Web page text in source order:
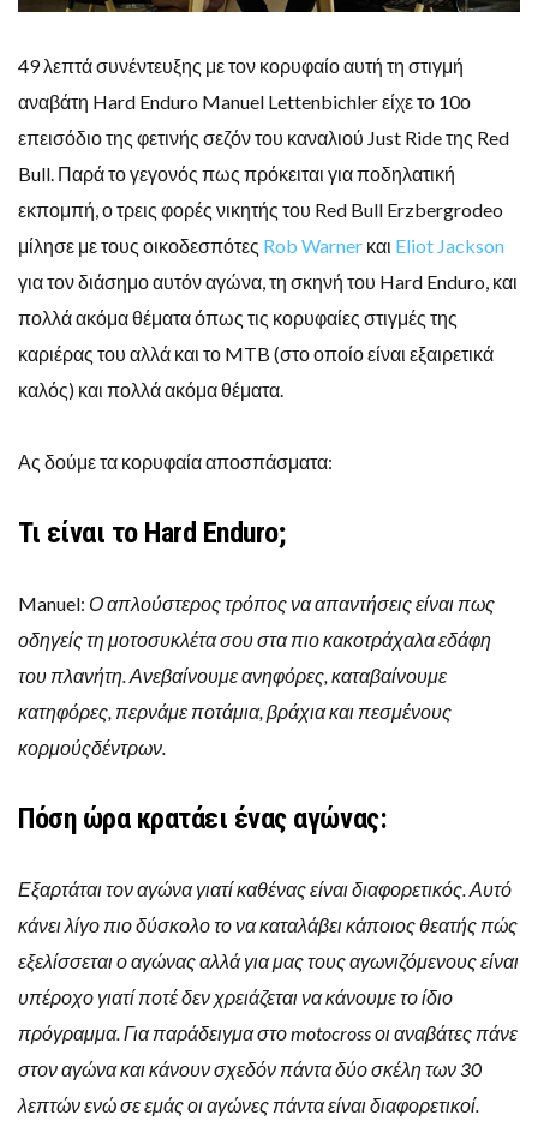
49 λεπτά συνέντευξης με τον κορυφαίο αυτή τη στιγμή
αναβάτη Hard Enduro Manuel Lettenbichler είχε το 10ο
επεισόδιο της φετινής σεζόν του καναλιού Just Ride της Red
Bull. Παρά το γεγονός πως πρόκειται για ποδηλατική
εκπομπή, ο τρεις φορές νικητής του Red Bull Erzbergrodeo
μίλησε με τους οικοδεσπότες Rob Warner και Eliot Jackson
για τον διάσημο αυτόν αγώνα, τη σκηνή του Hard Enduro, και
πολλά ακόμα θέματα όπως τις κορυφαίες στιγμές της
καριέρας του αλλά και το MTB (στο οποίο είναι εξαιρετικά
καλός) και πολλά ακόμα θέματα.
Ας δούμε τα κορυφαία αποσπάσματα:
Τι είναι το Hard Enduro;
Manuel: Ο απλούστερος τρόπος να απαντήσεις είναι πως
οδηγείς τη μοτοσυκλέτα σου στα πιο κακοτράχαλα εδάφη
του πλανήτη. Ανεβαίνουμε ανηφόρες, καταβαίνουμε
κατηφόρες, περνάμε ποτάμια, βράχια και πεσμένους
κορμούςδέντρων.
Πόση ώρα κρατάει ένας αγώνας:
Εξαρτάται τον αγώνα γιατί καθένας είναι διαφορετικός. Αυτό
κάνει λίγο πιο δύσκολο το να καταλάβει κάποιος θεατής πώς
εξελίσσεται ο αγώνας αλλά για μας τους αγωνιζόμενους είναι
υπέροχο γιατί ποτέ δεν χρειάζεται να κάνουμε το ίδιο
πρόγραμμα. Για παράδειγμα στο motocross οι αναβάτες πάνε
στον αγώνα και κάνουν σχεδόν πάντα δύο σκέλη των 30
λεπτών ενώ σε εμάς οι αγώνες πάντα είναι διαφορετικοί.